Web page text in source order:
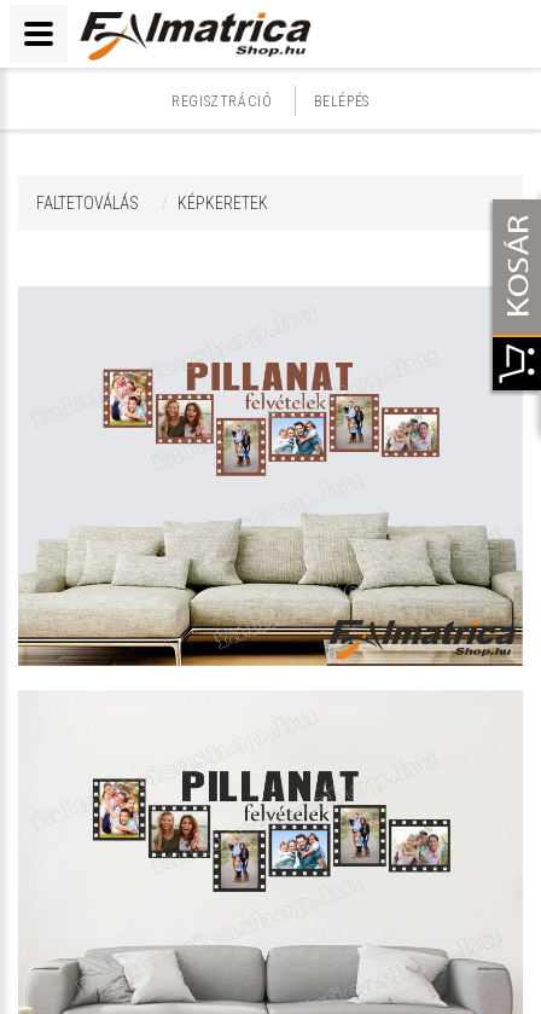
REGISZTRÁCIÓ BELÉPÉS
FALTETOVÁLÁS KÉPKERETEK